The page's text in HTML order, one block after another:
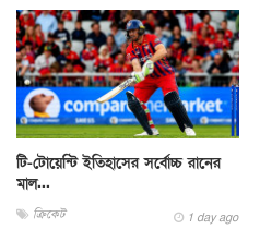
টি-টোয়েন্টি ইতিহাসের সর্বোচ্চ রানের
মাল...
ক্রিকেট 1 day ago